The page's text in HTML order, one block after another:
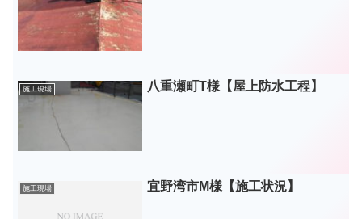
施工現場 八重瀬町T様【屋上防水工程】
施工現場 宜野湾市M様【施工状況】